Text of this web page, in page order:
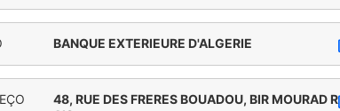
BANQUE EXTERIEURE D'ALGERIE
48, RUE DES FRERES BOUADOU, BIR MOURAD R